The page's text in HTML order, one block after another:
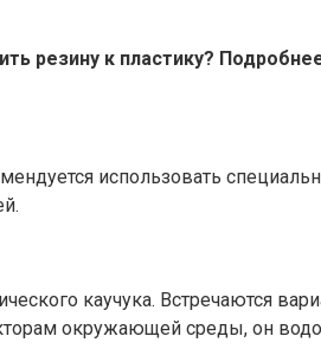
резину к пластику?
использовать
каучука. Встречаются
окружающей среды, он